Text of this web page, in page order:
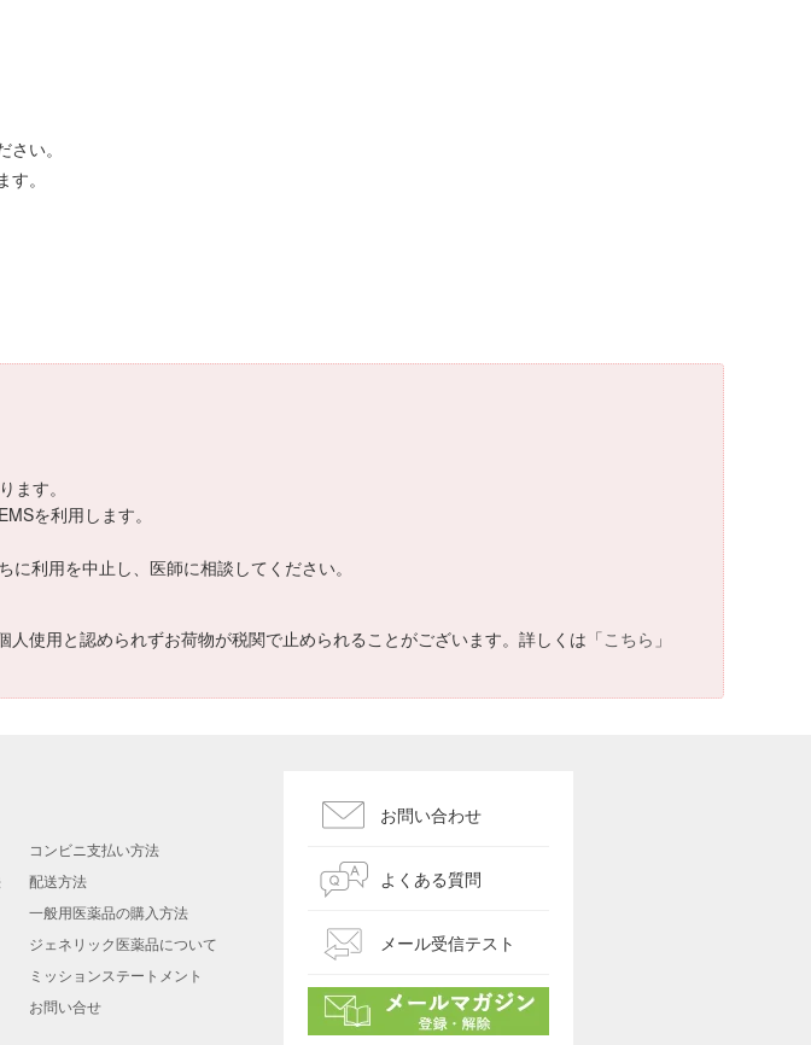
い。
。
ます。
を利用します。
利用を中止し、医師に相談してください。
使用と認められずお荷物が税関で止められることがございます。詳しくは「こちら 」
コンビニ支払い方法
配送方法
一般用医薬品の購入方法
ジェネリック医薬品について
ミッションステートメント
お問い合せ
お問い合わせ
よくある質問
メール受信テスト